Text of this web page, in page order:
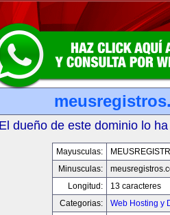
El dueño de este dominio lo
Mayusculas:
Minusculas:
Longitud:
13 caracteres
Categorias:
Web Hosting y